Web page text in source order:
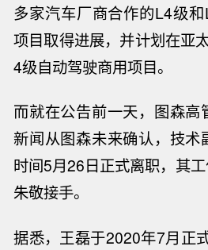
多家汽车厂商合作的L4级
项目取得进展，并计划在亚
4级自动驾驶商用项目。
而就在公告前一天，图森高
新闻从图森未来确认，技术
时间5月26日正式离职，其
朱敬接手。
据悉，王磊于2020年7月正